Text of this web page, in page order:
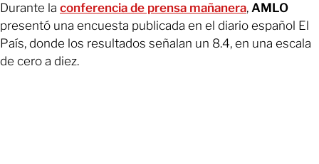
Durante la conferencia de prensa mañanera, AMLO
presentó una encuesta publicada en el diario español El
País, donde los resultados señalan un 8.4, en una escala
de cero a diez.